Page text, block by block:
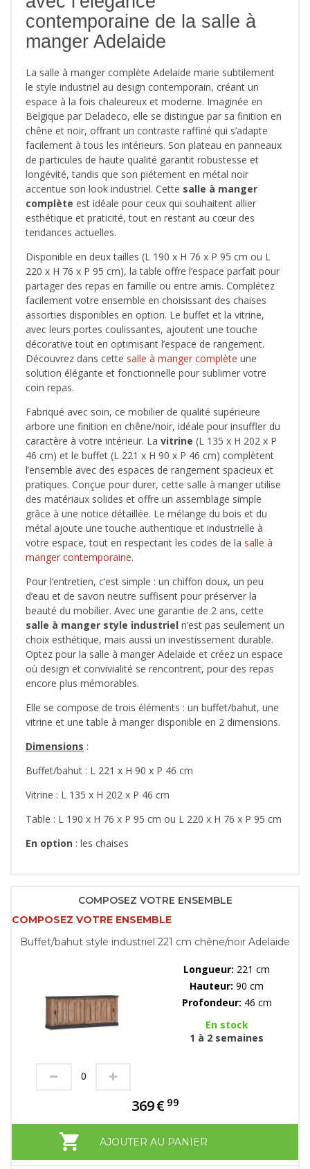
contemporaine de la salle à
manger Adelaide
La salle à manger complète Adelaide marie subtilement
le style industriel au design contemporain, créant un
espace à la fois chaleureux et moderne. Imaginée en
Belgique par Deladeco, elle se distingue par sa finition en
chêne et noir, offrant un contraste raffiné qui s’adapte
facilement à tous les intérieurs. Son plateau en panneaux
de particules de haute qualité garantit robustesse et
longévité, tandis que son piétement en métal noir
accentue son look industriel. Cette salle à manger
complète est idéale pour ceux qui souhaitent allier
esthétique et praticité, tout en restant au cœur des
tendances actuelles.
Disponible en deux tailles (L 190 x H 76 x P 95 cm ou L
220 x H 76 x P 95 cm), la table offre l’espace parfait pour
partager des repas en famille ou entre amis. Complétez
facilement votre ensemble en choisissant des chaises
assorties disponibles en option. Le buffet et la vitrine,
avec leurs portes coulissantes, ajoutent une touche
décorative tout en optimisant l’espace de rangement.
Découvrez dans cette salle à manger complète une
solution élégante et fonctionnelle pour sublimer votre
coin repas.
Fabriqué avec soin, ce mobilier de qualité supérieure
arbore une finition en chêne/noir, idéale pour insuffler du
caractère à votre intérieur. La vitrine (L 135 x H 202 x P
46 cm) et le buffet (L 221 x H 90 x P 46 cm) complètent
l’ensemble avec des espaces de rangement spacieux et
pratiques. Conçue pour durer, cette salle à manger utilise
des matériaux solides et offre un assemblage simple
grâce à une notice détaillée. Le mélange du bois et du
métal ajoute une touche authentique et industrielle à
votre espace, tout en respectant les codes de la salle à
manger contemporaine.
Pour l’entretien, c’est simple : un chiffon doux, un peu
d’eau et de savon neutre suffisent pour préserver la
beauté du mobilier. Avec une garantie de 2 ans, cette
salle à manger style industriel n’est pas seulement un
choix esthétique, mais aussi un investissement durable.
Optez pour la salle à manger Adelaide et créez un espace
où design et convivialité se rencontrent, pour des repas
encore plus mémorables.
Elle se compose de trois éléments : un buffet/bahut, une
vitrine et une table à manger disponible en 2 dimensions.
Dimensions :
Buffet/bahut : L 221 x H 90 x P 46 cm
Vitrine : L 135 x H 202 x P 46 cm
Table : L 190 x H 76 x P 95 cm ou L 220 x H 76 x P 95 cm
En option : les chaises
COMPOSEZ VOTRE ENSEMBLE
COMPOSEZ VOTRE ENSEMBLE
Buffet/bahut style industriel 221 cm chêne/noir Adelaide
Longueur: 221 cm
Hauteur: 90 cm
Profondeur: 46 cm
En stock
1 à 2 semaines
369€ 99
AJOUTER AU PANIER